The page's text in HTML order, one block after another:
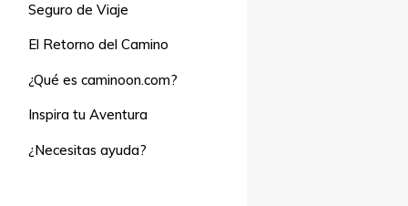
Seguro de Viaje
El Retorno del Camino
¿Qué es caminoon.com?
Inspira tu Aventura
¿Necesitas ayuda?